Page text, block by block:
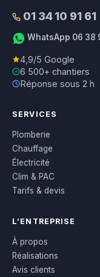
01 34 10 91 61
WhatsApp 06 38
4,9/5 Google
6 500+ chantiers
Réponse sous 2 h
SERVICES
Plomberie
Chauffage
Électricité
Clim & PAC
Tarifs & devis
L’ENTREPRISE
À propos
Réalisations
Avis clients